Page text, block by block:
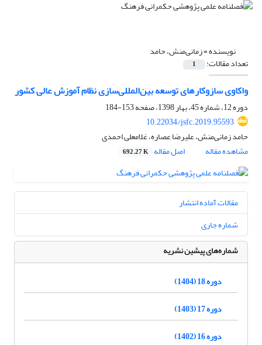
نویسنده =زمانی‌منش، حامد
تعداد مقالات: 1
واکاوی سازوکار‌های توسعه بین‌المللی‌سازی نظام آموزش عالی کشور
دوره 12، شماره 45، بهار 1398، صفحه
153-184
10.22034/jsfc.2019.95593
حامد زمانی‌منش، علیرضا عصاره، غلامعلی احمدی
مشاهده مقاله
اصل مقاله 692.27 K
مقالات آماده انتشار
شماره جاری
شماره‌های پیشین نشریه
دوره 18 (1404)
دوره 17 (1403)
دوره 16 (1402)